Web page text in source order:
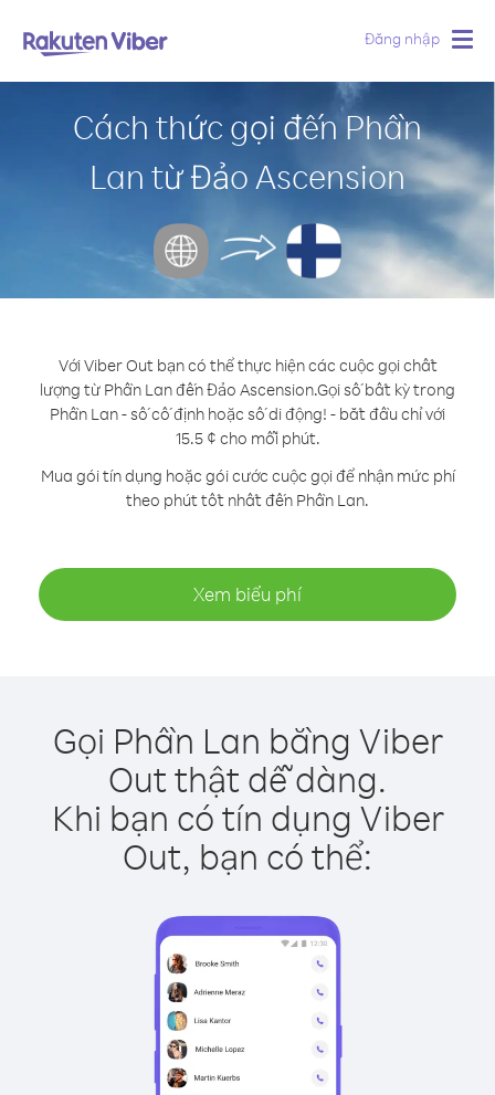
Đăng nhập
Cách thức gọi đến Phần
Lan từ Đảo Ascension
Với Viber Out bạn có thể thực hiện các cuộc gọi chất
lượng từ Phần Lan đến Đảo Ascension.Gọi số bất kỳ trong
Phần Lan - số cố định hoặc số di động! - bắt đầu chỉ với
15.5 ¢ cho mỗi phút.
Mua gói tín dụng hoặc gói cước cuộc gọi để nhận mức phí
theo phút tốt nhất đến Phần Lan.
Xem biểu phí
Gọi Phần Lan bằng Viber
Out thật dễ dàng.
Khi bạn có tín dụng Viber
Out, bạn có thể: